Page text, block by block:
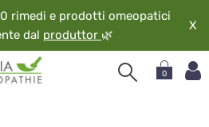
rimedi e prodotti omeopatici
dal produttor 🌿
X
0